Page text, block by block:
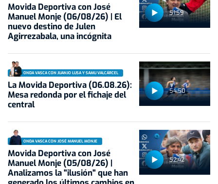
51:59
Movida Deportiva con José
Manuel Monje (06/08/26) | El
nuevo destino de Julen
Agirrezabala, una incógnita
54:50
ONDA VASCA CON JUANJO LUSA Y SAMU VALCÁRCEL
La Movida Deportiva (06.08.26):
Mesa redonda por el fichaje del
central
52:42
ONDA VASCA CON JOSÉ MANUEL MONJE
Movida Deportiva con José
Manuel Monje (05/08/26) |
Analizamos la "ilusión" que han